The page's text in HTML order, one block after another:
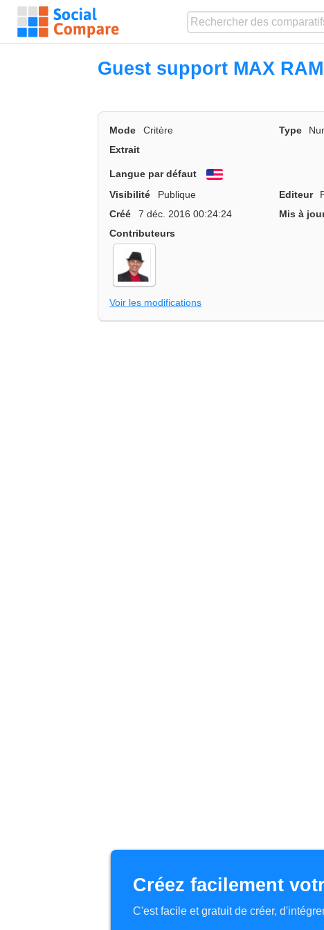
Guest support MAX RAM
Mode Critère Type
Extrait
Langue par défaut
Visibilité
Publique Editeur
Créé
7 déc. 2016 00:24:24 Mis à
Contributeurs
Voir les modifications
Créez facilement
C'est facile et gratuit de créer,